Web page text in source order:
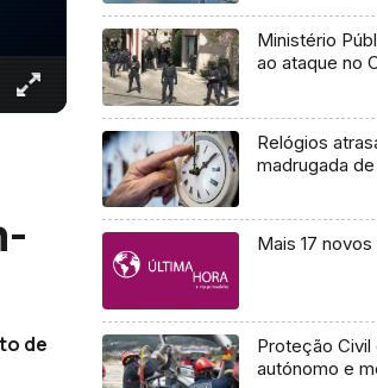
de
Ministério
ao ataque no
Relógios
madrugada
Mais 17
Proteção Civil
autónomo e